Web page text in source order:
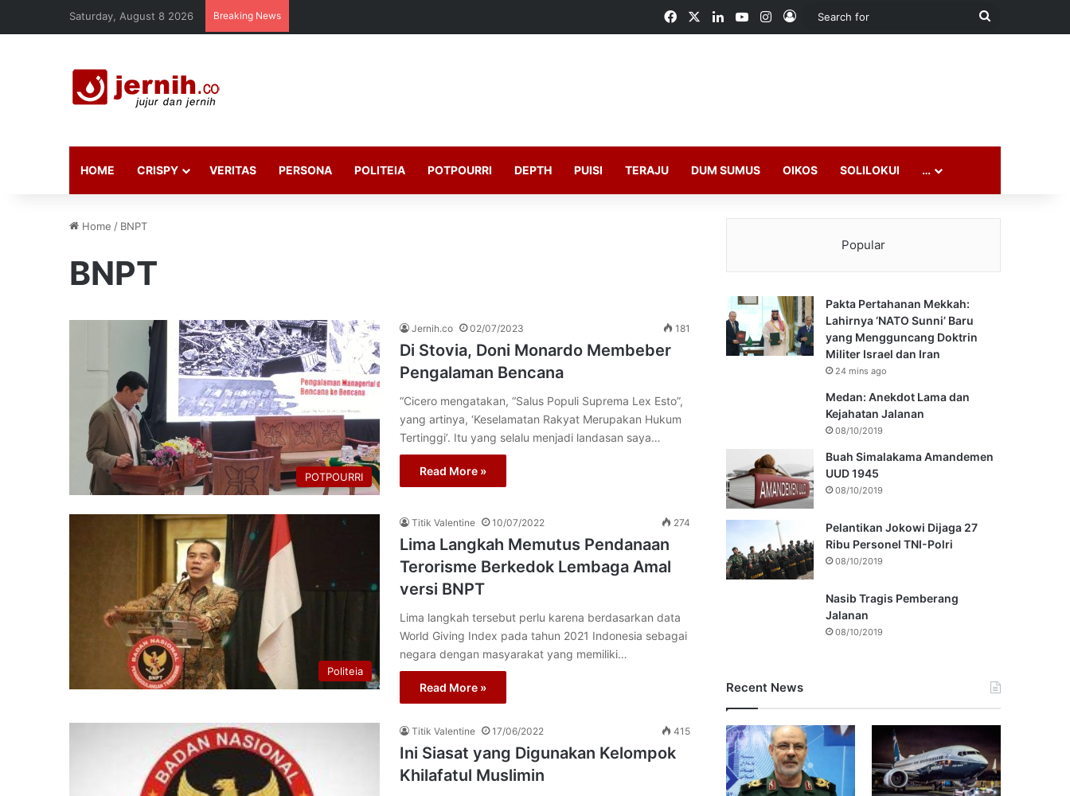
Saturday, August 8 2026 Breaking News FacebookLinkedInYouTubeInstagram
Log In
Search
HOME CRISPY VERITAS PERSONA POLITEIA POTPOURRI DEPTH PUISI TERAJU DUM SUMUS OIKOS SOLILOKUI …
Home / BNPT
BNPT
POTPOURRI
Jernih.co 02/07/2023 181
Di Stovia, Doni Monardo Membeber
Pengalaman Bencana
“Cicero mengatakan, “Salus Populi Suprema Lex Esto”,
yang artinya, ‘Keselamatan Rakyat Merupakan Hukum
Tertinggi’. Itu yang selalu menjadi landasan saya…
Read More »
Politeia
Titik Valentine 10/07/2022 274
Lima Langkah Memutus Pendanaan
Terorisme Berkedok Lembaga Amal
versi BNPT
Lima langkah tersebut perlu karena berdasarkan data
World Giving Index pada tahun 2021 Indonesia sebagai
negara dengan masyarakat yang memiliki…
Read More »
Titik Valentine 17/06/2022 415
Ini Siasat yang Digunakan Kelompok
Khilafatul Muslimin
Popular
Pakta Pertahanan Mekkah:
Lahirnya ‘NATO Sunni’ Baru
yang Mengguncang Doktrin
Militer Israel dan Iran
24 mins ago
Medan: Anekdot Lama dan
Kejahatan Jalanan
08/10/2019
Buah Simalakama Amandemen
UUD 1945
08/10/2019
Pelantikan Jokowi Dijaga 27
Ribu Personel TNI-Polri
08/10/2019
Nasib Tragis Pemberang
Jalanan
08/10/2019
Recent News